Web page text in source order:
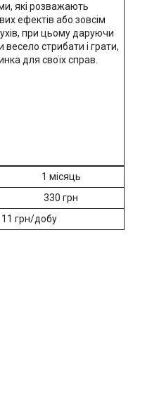
які розважають
ефектів або зовсім
при цьому даруючи
стрибати і грати,
для своїх справ.
1 місяць
330 грн
11 грн/добу